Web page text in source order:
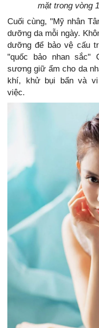
mặt trong vòng
Cuối cùng, "Mỹ nhân
dưỡng da mỗi ngày.
dưỡng để bảo vệ cấu
"quốc bảo nhan sắc"
sương giữ ẩm cho da
khí, khử bụi bẩn và vi
việc.